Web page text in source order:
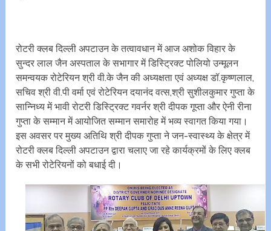
रोटरी क्लब दिल्ली अपटाउन के तत्वावधान में आज अशोक विहार के
सुन्दर लाल जैन अस्पताल के सभागार में डिस्ट्रिक्ट पोलियो उन्मूलन
समन्वयक रोटेरियन श्री वी.के जैन की अध्यक्षता एवं अध्यक्ष डॉ.कृष्णलाल,
सचिव श्री वी.पी वर्मा एवं रोटेरियन दयानंद वत्स,श्री सुशीलकुमार गुप्ता के
सान्निध्य में भावी रोटरी डिस्ट्रिक्ट गवर्नर श्री दीपक गूप्ता और ऐनी रीना
गुप्ता के सम्मान में आयोजित सम्मान समारोह में भव्य स्वागत किया गया।
इस अवसर पर मुख्य अतिथि श्री दीपक गुप्ता ने जन-स्वास्थ्य के क्षेत्र में
रोटरी क्लब दिल्ली अपटाउन द्वारा चलाए जा रहे कार्यक्रमों के लिए क्लब
के सभी रोटेरियनों को बधाई दी।